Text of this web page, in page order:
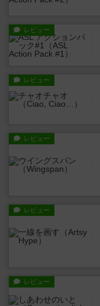
レビュー
レビュー
レビュー
レビュー
レビュー